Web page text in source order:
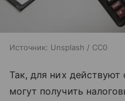
Источник: Unsplash / CC0
Так, для них
могут получить